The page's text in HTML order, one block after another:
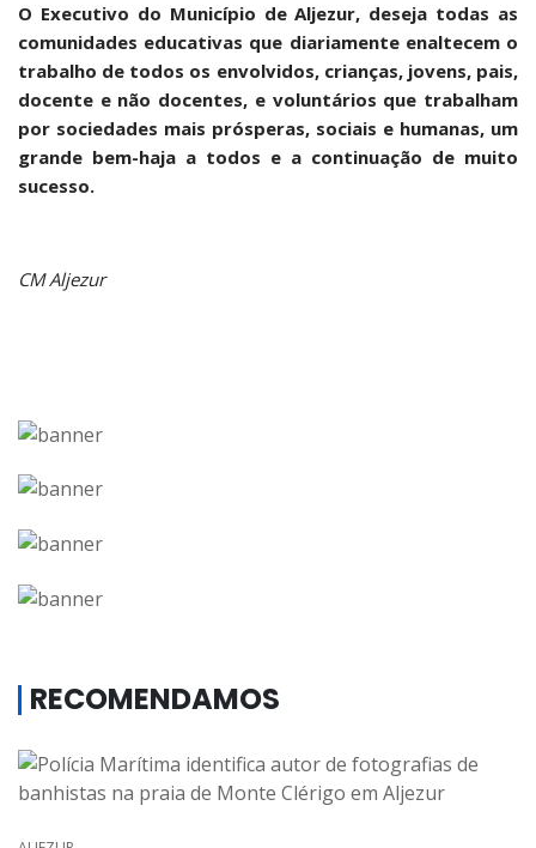
O Executivo do Município de Aljezur, deseja todas as
comunidades educativas que diariamente enaltecem o
trabalho de todos os envolvidos, crianças, jovens, pais,
docente e não docentes, e voluntários que trabalham
por sociedades mais prósperas, sociais e humanas, um
grande bem-haja a todos e a continuação de muito
sucesso.
CM Aljezur
RECOMENDAMOS